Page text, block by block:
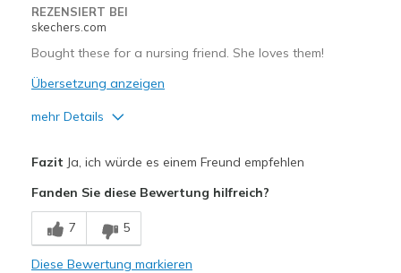
REZENSIERT BEI
skechers.com
Bought these for a nursing friend. She loves them!
Übersetzung anzeigen
mehr Details
Width
Sizing
View On Shoes
I'm Into Shoes
Fazit Ja, ich würde es einem Freund empfehlen
Fanden Sie diese Bewertung hilfreich?
7 5
Diese Bewertung markieren